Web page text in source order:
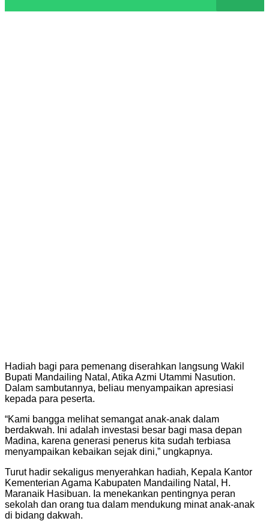
Hadiah bagi para pemenang diserahkan langsung Wakil
Bupati Mandailing Natal, Atika Azmi Utammi Nasution.
Dalam sambutannya, beliau menyampaikan apresiasi
kepada para peserta.
“Kami bangga melihat semangat anak-anak dalam
berdakwah. Ini adalah investasi besar bagi masa depan
Madina, karena generasi penerus kita sudah terbiasa
menyampaikan kebaikan sejak dini,” ungkapnya.
Turut hadir sekaligus menyerahkan hadiah, Kepala Kantor
Kementerian Agama Kabupaten Mandailing Natal, H.
Maranaik Hasibuan. Ia menekankan pentingnya peran
sekolah dan orang tua dalam mendukung minat anak-anak
di bidang dakwah.